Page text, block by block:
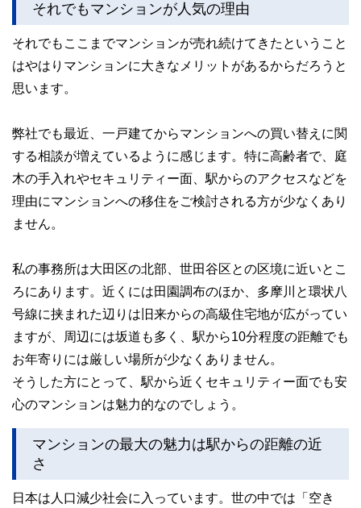
それでもマンションが人気の理由
それでもここまでマンションが売れ続けてきたということ
はやはりマンションに大きなメリットがあるからだろうと
思います。
弊社でも最近、一戸建てからマンションへの買い替えに関
する相談が増えているように感じます。特に高齢者で、庭
木の手入れやセキュリティー面、駅からのアクセスなどを
理由にマンションへの移住をご検討される方が少なくあり
ません。
私の事務所は大田区の北部、世田谷区との区境に近いとこ
ろにあります。近くには田園調布のほか、多摩川と環状八
号線に挟まれた辺りは旧来からの高級住宅地が広がってい
ますが、周辺には坂道も多く、駅から10分程度の距離でも
お年寄りには厳しい場所が少なくありません。
そうした方にとって、駅から近くセキュリティー面でも安
心のマンションは魅力的なのでしょう。
マンションの最大の魅力は駅からの距離の近
さ
日本は人口減少社会に入っています。世の中では「空き